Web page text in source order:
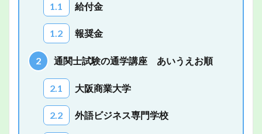
1.1 給付金
1.2 報奨金
2 通関士試験の通学講座 あいうえお順
2.1 大阪商業大学
2.2 外語ビジネス専門学校